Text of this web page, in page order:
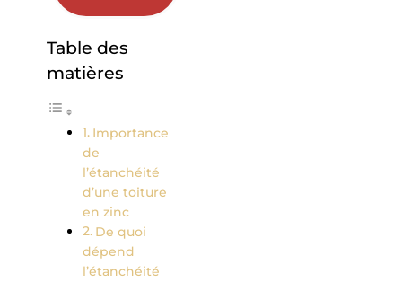
Table des
matières
Importance
de
l’étanchéité
d’une toiture
en zinc
De quoi
dépend
l’étanchéité